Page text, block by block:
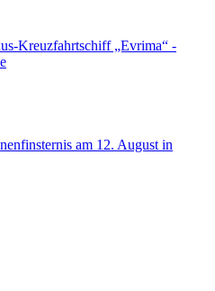
Kreuzfahrtschiff „Evrima“ -
am 12. August in